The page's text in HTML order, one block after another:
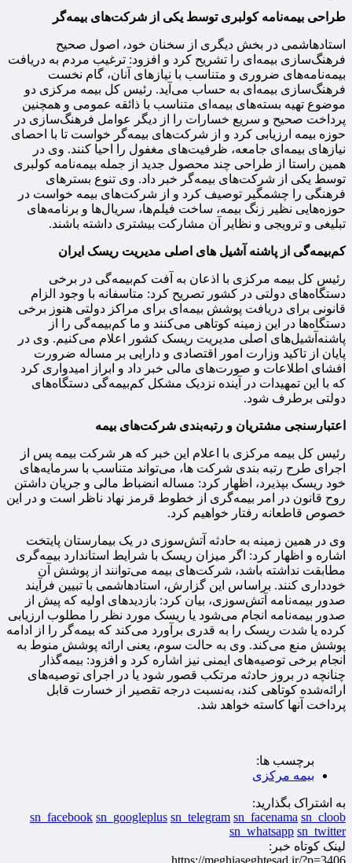
طراحی بیمه‌نامه کولبری توسط یکی از شرکت‌های بیمه‌گر
استادهاشمی در بخش دیگری از سخنان خود، اصول صحیح
فرهنگ‌سازی بیمه‌ای را تشریح کرد و افزود: ترغیب مردم به دریافت
بیمه‌نامه‌های ضروری و متناسب با نیازهای آنان، گام نخست
فرهنگ‌سازی بیمه‌ای به حساب می‌آید. رئیس کل بیمه مرکزی دو
موضوع تهیه بسته‌های بیمه‌ای متناسب با ذائقه عمومی و همچنین
پرداخت صحیح و سریع خسارات را از دیگر عوامل فرهنگ‌سازی در
حوزه بیمه ارزیابی کرد و از شرکت‌های بیمه‌گر خواست تا با احصای
نیازهای بیمه‌ای جامعه، ظرفیت‌های مغفول را احیا کنند. وی در
همین راستا از طراحی چند محصول جدید از جمله بیمه‌نامه کولبری
توسط یکی از شرکت‌های بیمه‌گر خبر داد. وی تنوع بسترهای
فرهنگی را چشمگیر توصیف کرد و از شرکت‌های بیمه خواست در
حوزه‌هایی نظیر زنگ بیمه، ساخت فیلم‌ها، سریال‌ها و برنامه‌های
تبلیغی و ترویجی و نظایر آن مشارکت بیشتری داشته باشند.
کم‌بیمه‌گی از پاشنه آشیل های اصلی مدیریت ریسک ایران
رئیس کل بیمه مرکزی با اذعان به آفت کم‌بیمه‌گی در برخی
دستگاه‌های دولتی در کشور تصریح کرد: متاسفانه با وجود الزام
قانونی برای دریافت پوشش بیمه‌ای برای مراکز دولتی هنوز برخی
دستگاه‌ها در این زمینه کوتاهی می‌کنند و ما کم‌بیمه‌گی را از
پاشنه‌آشیل‌های اصلی مدیریت ریسک کشور اعلام می‌کنیم. وی در
پایان از تاکید وزارت امور اقتصادی و دارایی بر مساله ضرورت
افشای اطلاعات و صورت‌های مالی خبر داد و ابراز امیدواری کرد
که با این تمهیدات در آینده نزدیک مشکل کم‌بیمه‌گی دستگاه‌های
دولتی برطرف شود.
اعتبارسنجی مشتریان و رتبه‌بندی شرکت‌های بیمه
رئیس کل بیمه مرکزی با اعلام این خبر که هر شرکت بیمه پس از
اجرای طرح رتبه بندی شرکت ها، می‌تواند متناسب با سرمایه‌های
خود ریسک بپذیرد، اظهار کرد: مساله انضباط مالی و جریان داشتن
روح قانون در امر بیمه‌گری از خطوط قرمز نهاد ناظر است و در این
خصوص قاطعانه رفتار خواهیم کرد.
وی در همین زمینه به حادثه آتش‌سوزی در یک بیمارستان پایتخت
اشاره و اظهار کرد: اگر میزان ریسک با شرایط استاندارد بیمه‌گری
مطابقت نداشته باشد، شرکت‌های بیمه می‌توانند از پوشش آن
خودداری کنند. براساس این گزارش، استادهاشمی با تبیین فرآیند
صدور بیمه‌نامه آتش‌سوزی، بیان کرد: بازدیدهای اولیه که پیش از
صدور بیمه‌نامه انجام می‌شود یا ریسک مورد نظر را مطلوب ارزیابی
کرده یا شدت ریسک را به قدری برآورد می‌کند که بیمه‌گر را از ادامه
پوشش منع می‌کند. وی به حالت سوم، یعنی ارائه پوشش منوط به
انجام برخی توصیه‌های ایمنی نیز اشاره کرد و افزود: بیمه‌گذار
چنانچه در بروز حادثه مرتکب قصور شود یا در اجرای توصیه‌های
ارائه‌شده کوتاهی کند، به‌نسبت درجه تقصیر از خسارت قابل
پرداخت آنها کاسته خواهد شد.
برچسب ها:
بیمه مرکزی
به اشتراک بگذارید:
sn_facebook sn_googleplus sn_telegram sn_facenama sn_cloob
sn_whatsapp sn_twitter
لینک کوتاه خبر: